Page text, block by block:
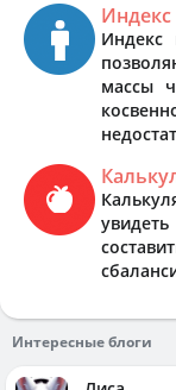
Индекс
Индекс
массы
Интересные блоги